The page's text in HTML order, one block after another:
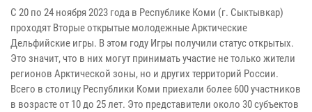
С 20 по 24 ноября 2023 года в Республике Коми (г. Сыктывкар)
проходят Вторые открытые молодежные Арктические
Дельфийские игры. В этом году Игры получили статус открытых.
Это значит, что в них могут принимать участие не только жители
регионов Арктической зоны, но и других территорий России.
Всего в столицу Республики Коми приехали более 600 участников
в возрасте от 10 до 25 лет. Это представители около 30 субъектов